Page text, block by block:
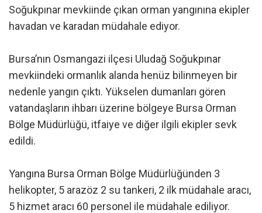
Soğukpınar mevkiinde çıkan orman yangınına ekipler
havadan ve karadan müdahale ediyor.
Bursa’nın Osmangazi ilçesi Uludağ Soğukpınar
mevkiindeki ormanlık alanda henüz bilinmeyen bir
nedenle yangın çıktı. Yükselen dumanları gören
vatandaşların ihbarı üzerine bölgeye Bursa Orman
Bölge Müdürlüğü, itfaiye ve diğer ilgili ekipler sevk
edildi.
Yangına Bursa Orman Bölge Müdürlüğünden 3
helikopter, 5 arazöz 2 su tankeri, 2 ilk müdahale aracı,
5 hizmet aracı 60 personel ile müdahale ediliyor.